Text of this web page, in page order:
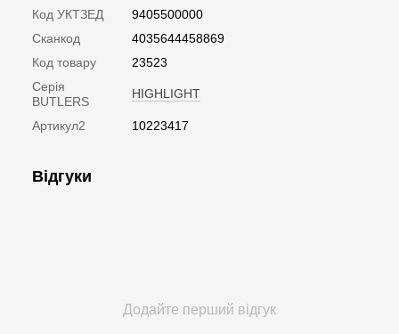
Код УКТЗЕД
9405500000
Сканкод
4035644458869
Код товару
23523
Серія
BUTLERS
HIGHLIGHT
Артикул2 10223417
Відгуки
Додайте перший відгук